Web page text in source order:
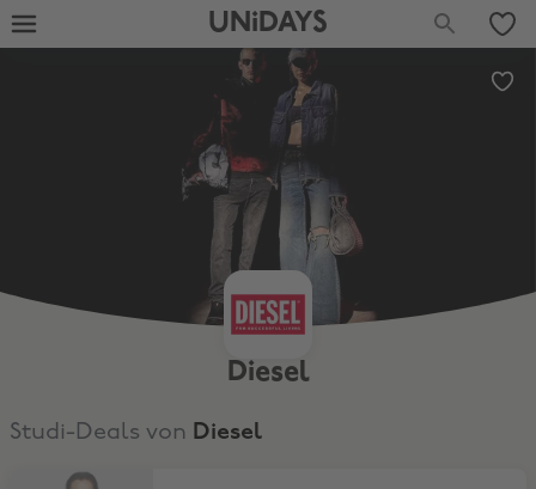
UNiDAYS
Diesel
Studi-Deals von Diesel
Saison-Endverkauf: Bis zu 50% Rabatt